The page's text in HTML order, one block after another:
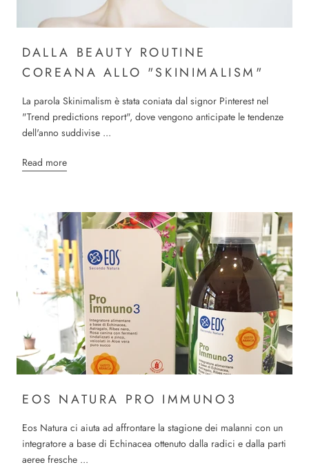
DALLA BEAUTY ROUTINE
COREANA ALLO "SKINIMALISM"
La parola Skinimalism è stata coniata dal signor Pinterest nel
"Trend predictions report", dove vengono anticipate le tendenze
dell'anno suddivise ...
Read more
EOS NATURA PRO IMMUNO3
Eos Natura ci aiuta ad affrontare la stagione dei malanni con un
integratore a base di Echinacea ottenuto dalla radici e dalla parti
aeree fresche ...